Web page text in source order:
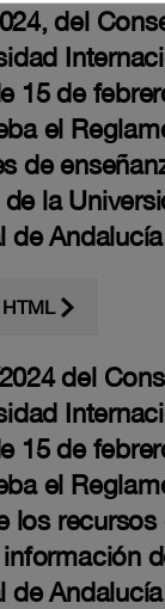
del
15 de
el
de
la
de
HTML
del
15 de
el
los
de